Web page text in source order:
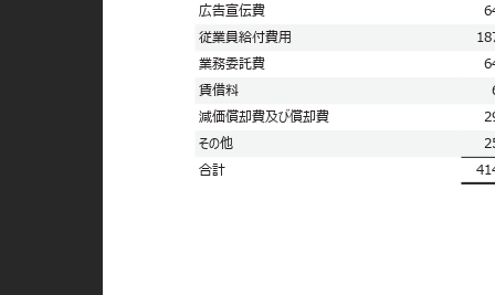
広告宣伝費
従業員給付費用
業務委託費
賃借料
減価償却費及び償却費
その他
合計